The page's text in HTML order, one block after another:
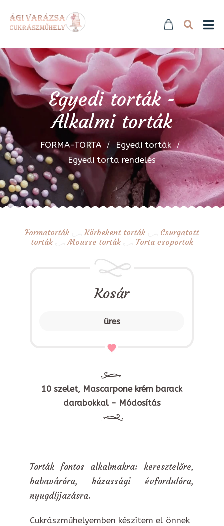
Egyedi torták -
Alkalmi torták
FORMA-TORTA
Egyedi torták
Egyedi torta rendelés
Formatorták Körbekent torták
Csurgatott
torták
Mousse torták Torta csoportok
Kosár
üres
10 szelet, Mascarpone krém barack
darabokkal - Módosítás
Torták fontos alkalmakra: keresztelőre,
babaváróra, házassági évfordulóra,
nyugdíjjazásra.
Cukrászműhelyemben készítem el önnek